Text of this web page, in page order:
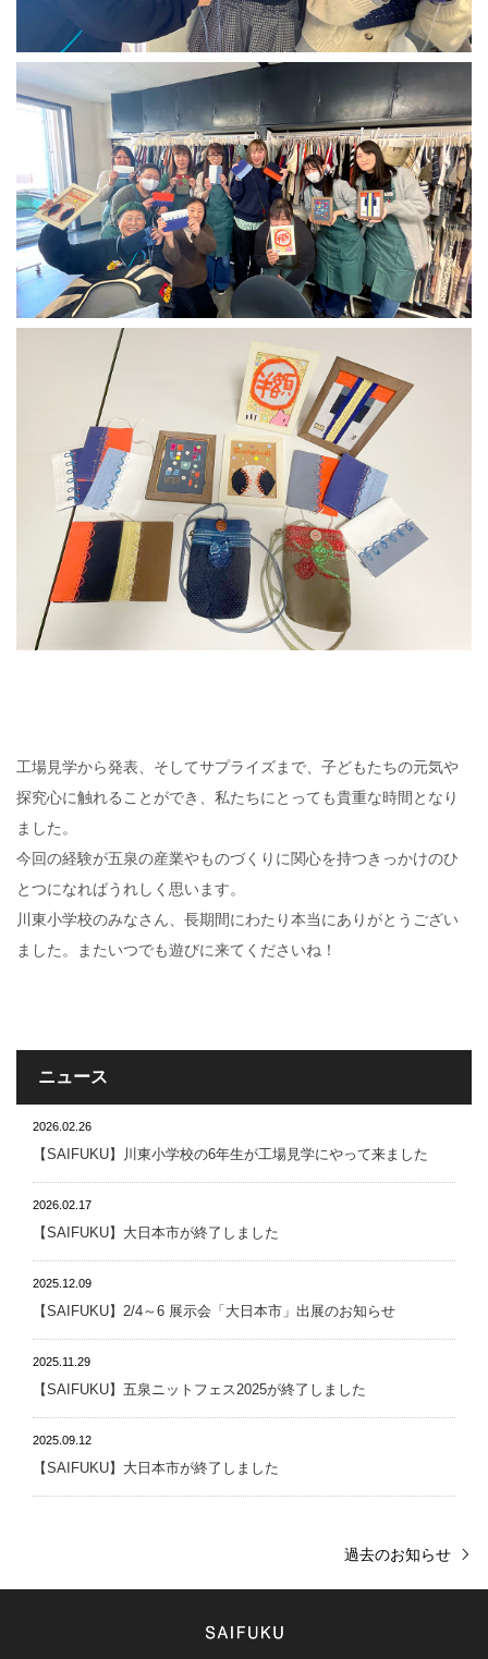
工場見学から発表、そしてサプライズまで、子どもたちの元気や
探究心に触れることができ、私たちにとっても貴重な時間となり
ました。
今回の経験が五泉の産業やものづくりに関心を持つきっかけのひ
とつになればうれしく思います。
川東小学校のみなさん、長期間にわたり本当にありがとうござい
ました。またいつでも遊びに来てくださいね！
ニュース
2026.02.26
【SAIFUKU】川東小学校の6年生が工場見学にやって来ました
2026.02.17
【SAIFUKU】大日本市が終了しました
2025.12.09
【SAIFUKU】2/4～6 展示会「大日本市」出展のお知らせ
2025.11.29
【SAIFUKU】五泉ニットフェス2025が終了しました
2025.09.12
【SAIFUKU】大日本市が終了しました
過去のお知らせ